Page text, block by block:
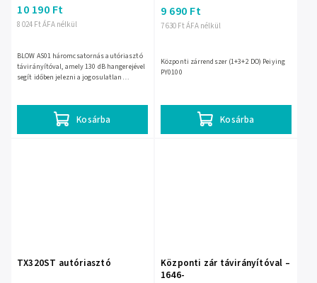
8 024 Ft ÁFA nélkül
10 190 Ft
Kosárba
BLOW AS01 háromcsatornás autóriasztó
távirányítóval, amely 130 dB hangerejével
segít időben jelezni a jogosulatlan
7 630 Ft ÁFA nélkül
9 690 Ft
Kosárba
Központi zárrendszer (1+3+2 DO) Peiying
PY0100
TX320ST autóriasztó
Központi zár távirányítóval –
1646-